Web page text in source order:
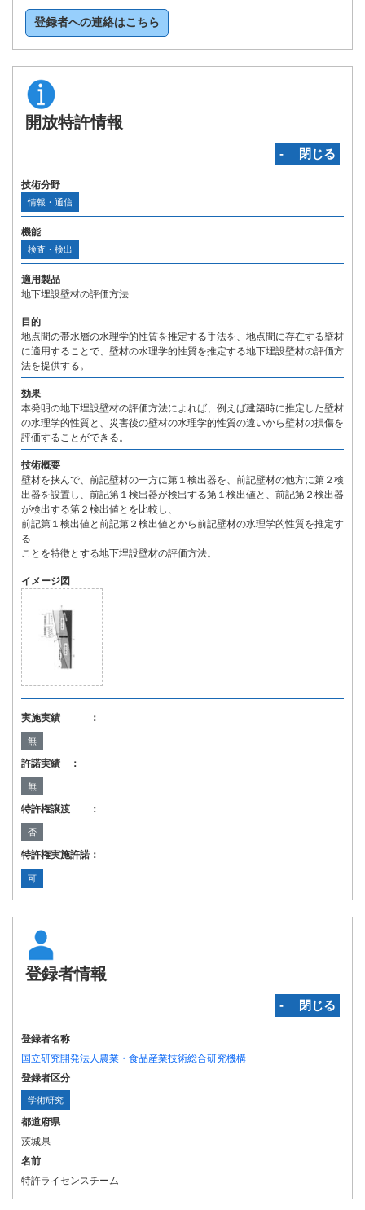
登録者への連絡はこちら
開放特許情報
‐ 閉じる
技術分野
情報・通信
機能
検査・検出
適用製品
地下埋設壁材の評価方法
目的
地点間の帯水層の水理学的性質を推定する手法を、地点間に存在する壁材
に適用することで、壁材の水理学的性質を推定する地下埋設壁材の評価方
法を提供する。
効果
本発明の地下埋設壁材の評価方法によれば、例えば建築時に推定した壁材
の水理学的性質と、災害後の壁材の水理学的性質の違いから壁材の損傷を
評価することができる。
技術概要
壁材を挟んで、前記壁材の一方に第１検出器を、前記壁材の他方に第２検
出器を設置し、前記第１検出器が検出する第１検出値と、前記第２検出器
が検出する第２検出値とを比較し、
前記第１検出値と前記第２検出値とから前記壁材の水理学的性質を推定す
る
ことを特徴とする地下埋設壁材の評価方法。
イメージ図
実施実績 ：
無
許諾実績 ：
無
特許権譲渡 ：
否
特許権実施許諾：
可
登録者情報
‐ 閉じる
登録者名称
国立研究開発法人農業・食品産業技術総合研究機構
登録者区分
学術研究
都道府県
茨城県
名前
特許ライセンスチーム